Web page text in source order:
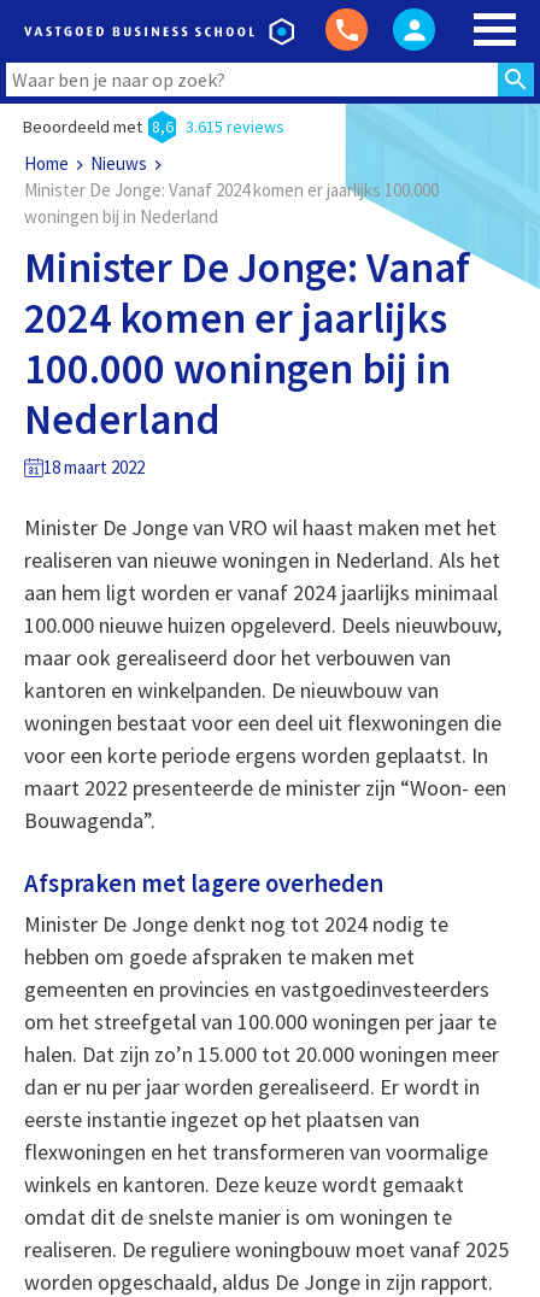
Beoordeeld met 8,6 3.615 reviews
Home
Nieuws
Minister De Jonge: Vanaf 2024 komen er jaarlijks 100.000
woningen bij in Nederland
Minister De Jonge: Vanaf
2024 komen er jaarlijks
100.000 woningen bij in
Nederland
18 maart 2022
Minister De Jonge van VRO wil haast maken met het
realiseren van nieuwe woningen in Nederland. Als het
aan hem ligt worden er vanaf 2024 jaarlijks minimaal
100.000 nieuwe huizen opgeleverd. Deels nieuwbouw,
maar ook gerealiseerd door het verbouwen van
kantoren en winkelpanden. De nieuwbouw van
woningen bestaat voor een deel uit flexwoningen die
voor een korte periode ergens worden geplaatst. In
maart 2022 presenteerde de minister zijn “Woon- een
Bouwagenda”.
Afspraken met lagere overheden
Minister De Jonge denkt nog tot 2024 nodig te
hebben om goede afspraken te maken met
gemeenten en provincies en vastgoedinvesteerders
om het streefgetal van 100.000 woningen per jaar te
halen. Dat zijn zo’n 15.000 tot 20.000 woningen meer
dan er nu per jaar worden gerealiseerd. Er wordt in
eerste instantie ingezet op het plaatsen van
flexwoningen en het transformeren van voormalige
winkels en kantoren. Deze keuze wordt gemaakt
omdat dit de snelste manier is om woningen te
realiseren. De reguliere woningbouw moet vanaf 2025
worden opgeschaald, aldus De Jonge in zijn rapport.